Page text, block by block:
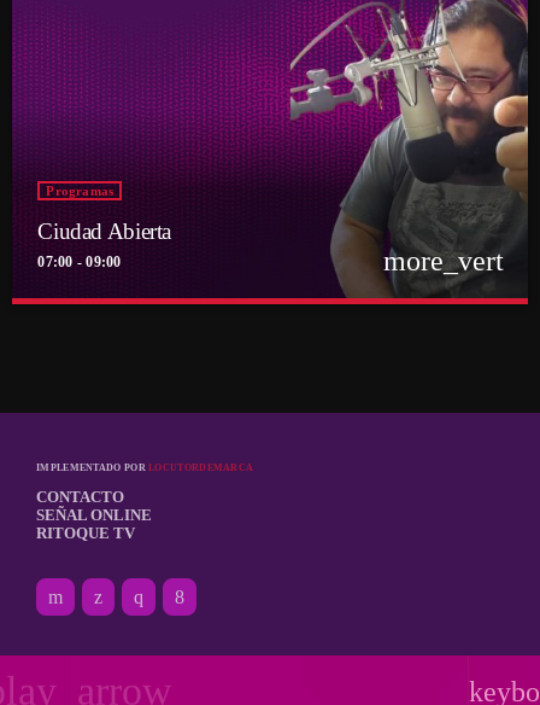
Programas
Ciudad Abierta
07:00 - 09:00 more_vert
El punto de encuentro diario de la comunidad Ritoquera
IMPLEMENTADO PORLOCUTORDEMARCA
CONTACTO
SEÑAL ONLINE
RITOQUE TV